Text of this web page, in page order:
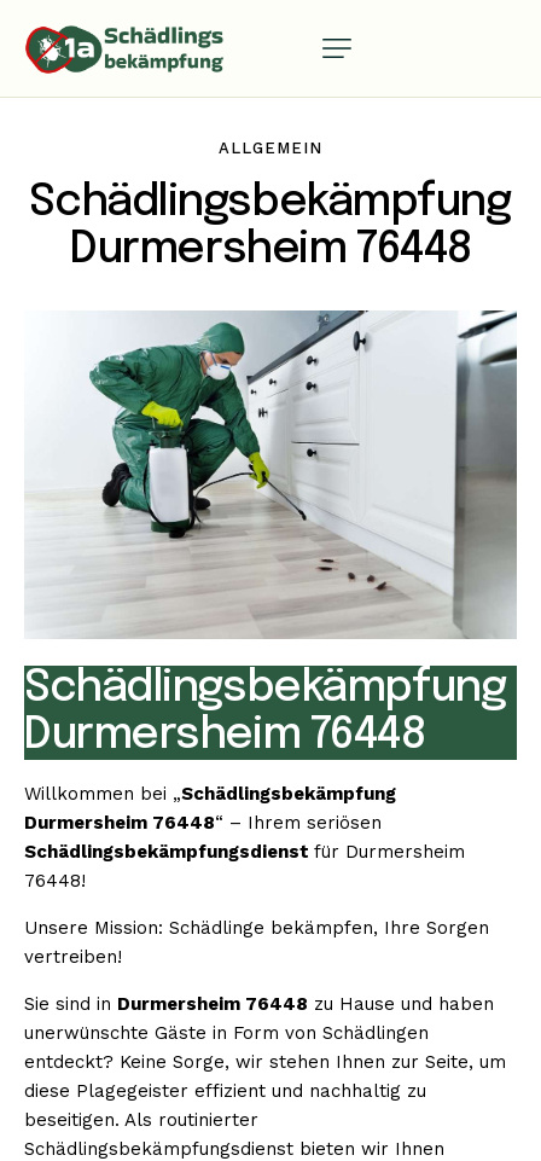
ALLGEMEIN
Schädlingsbekämpfung
Durmersheim 76448
Schädlingsbekämpfung
Durmersheim 76448
Willkommen bei „Schädlingsbekämpfung
Durmersheim 76448“ – Ihrem seriösen
Schädlingsbekämpfungsdienst für Durmersheim
76448!
Unsere Mission: Schädlinge bekämpfen, Ihre Sorgen
vertreiben!
Sie sind in Durmersheim 76448 zu Hause und haben
unerwünschte Gäste in Form von Schädlingen
entdeckt? Keine Sorge, wir stehen Ihnen zur Seite, um
diese Plagegeister effizient und nachhaltig zu
beseitigen. Als routinierter
Schädlingsbekämpfungsdienst bieten wir Ihnen